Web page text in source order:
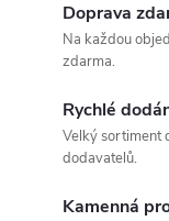
Doprava
Na každou
zdarma.
Rychlé
Velký sortiment
dodavatelů.
Kamenná